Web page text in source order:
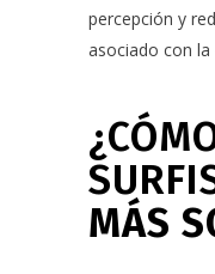
percepción y
asociado con
MÁS